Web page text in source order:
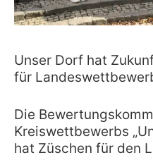
Unser Dorf hat
für
Die
Kreiswettbewerbs
hat Züschen für den